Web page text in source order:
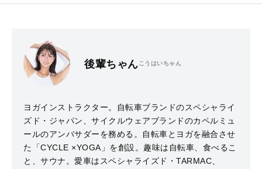
後輩ちゃんこうはいちゃん
ヨガインストラクター。自転車ブランドのスペシャライ
ズド・ジャパン、サイクルウェアブランドのカペルミュ
ールのアンバサダーを務める。自転車とヨガを融合させ
た「CYCLE ×YOGA」を創設。趣味は自転車、食べるこ
と、サウナ。愛車はスペシャライズド・TARMAC、